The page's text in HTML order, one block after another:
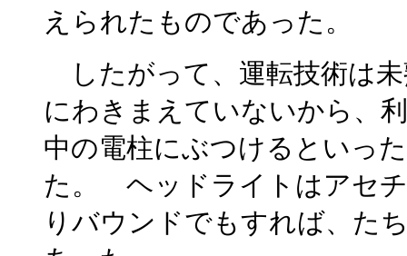
えられたものであった。
したがって、運転技術は
にわきまえていないから、
中の電柱にぶつけるといっ
た。 ヘッドライトはアセ
りバウンドでもすれば、た